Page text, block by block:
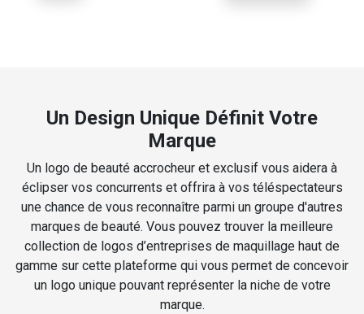
Un Design Unique Définit Votre
Marque
Un logo de beauté accrocheur et exclusif vous aidera à
éclipser vos concurrents et offrira à vos téléspectateurs
une chance de vous reconnaître parmi un groupe d'autres
marques de beauté. Vous pouvez trouver la meilleure
collection de logos d’entreprises de maquillage haut de
gamme sur cette plateforme qui vous permet de concevoir
un logo unique pouvant représenter la niche de votre
marque.